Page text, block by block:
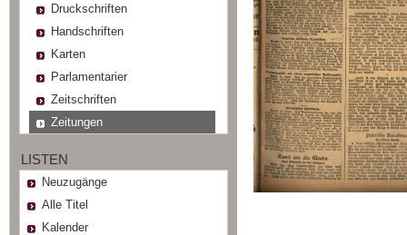
Druckschriften
Handschriften
Karten
Parlamentarier
Zeitschriften
Zeitungen
LISTEN
Neuzugänge
Alle Titel
Kalender